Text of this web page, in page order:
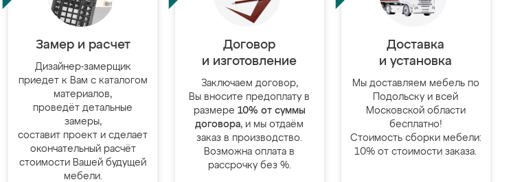
Замер и расчет
Дизайнер-замерщик
приедет к Вам с каталогом
материалов,
проведёт детальные
замеры,
составит проект и сделает
окончательный расчёт
стоимости Вашей будущей
мебели.
Договор
и изготовление
Заключаем договор,
Вы вносите предоплату в
размере 10% от суммы
договора, и мы отдаём
заказ в производство.
Возможна оплата в
рассрочку без %.
Доставка
и установка
Мы доставляем мебель по
Подольску и всей
Московской области
бесплатно!
Стоимость сборки мебели:
10% от стоимости заказа.